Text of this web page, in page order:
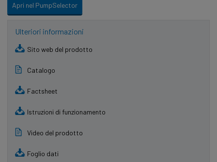
Apri nel PumpSelector
Ulteriori informazioni
Sito web del prodotto
Catalogo
Factsheet
Istruzioni di funzionamento
Video del prodotto
Foglio dati